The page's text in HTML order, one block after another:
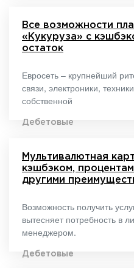
Все возможности
«Кукуруза» с
остаток
Евросеть – крупнейший
связи, электроники,
собственной
Дебетовые
Мультивалютная
кэшбэком,
другими
Возможность получить
вытесняет потребность в
менеджером.
Дебетовые